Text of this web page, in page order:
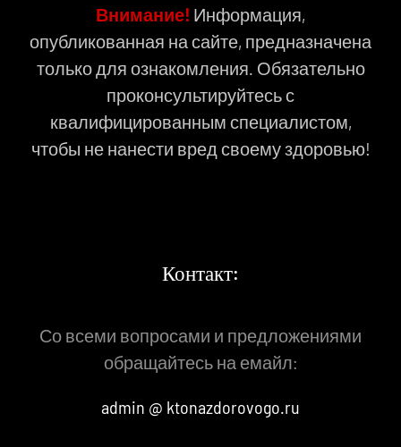
Внимание! Информация,
опубликованная на сайте, предназначена
только для ознакомления. Обязательно
проконсультируйтесь с
квалифицированным специалистом,
чтобы не нанести вред своему здоровью!
Контакт:
Со всеми вопросами и предложениями
обращайтесь на емайл:
admin @ ktonazdorovogo.ru